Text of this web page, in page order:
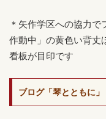
＊矢作学区への協力で
作動中」の黄色い背丈
看板が目印です
ブログ「琴とともに」